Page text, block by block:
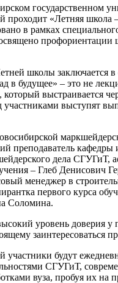
государственном
проходит «Летняя школа
в рамках
профориентации
школы заключается
в будущее» – это не
который выстраивается
участниками выступят
преподаватель кафедры
дела СГУГиТ,
– Глеб Денисович
менеджер в
первого курса
Соломина.
уровень доверия у
заинтересоваться
участники будут
СГУГиТ,
вуза, пробуя их на